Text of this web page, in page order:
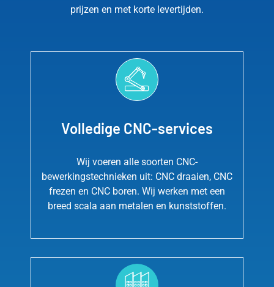
prijzen en met korte levertijden.
Volledige CNC-services
Wij voeren alle soorten CNC-
bewerkingstechnieken uit: CNC draaien, CNC
frezen en CNC boren. Wij werken met een
breed scala aan metalen en kunststoffen.